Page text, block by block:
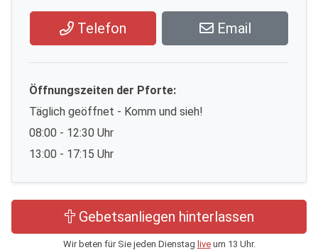
Telefon Email
Öffnungszeiten der Pforte:
Täglich geöffnet - Komm und sieh!
08:00 - 12:30 Uhr
13:00 - 17:15 Uhr
Gebetsanliegen hinterlassen
Wir beten für Sie jeden Dienstag liveum 13 Uhr.